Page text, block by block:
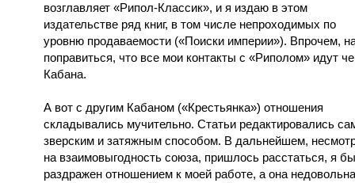
возглавляет «Рипол-Классик», и я издаю в этом
издательстве ряд книг, в том числе непроходимых по
уровню продаваемости («Поиски империи»). Впрочем,
поправиться, что все мои контакты с «Риполом» идут
Кабана.
А вот с другим Кабаном («Крестьянка») отношения
складывались мучительно. Статьи редактировались
зверским и затяжным способом. В дальнейшем,
на взаимовыгодность союза, пришлось расстаться, я
раздражен отношением к моей работе, а она недовольна